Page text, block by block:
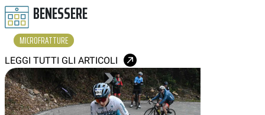
BENESSERE
MICROFRATTURE
LEGGI TUTTI GLI ARTICOLI